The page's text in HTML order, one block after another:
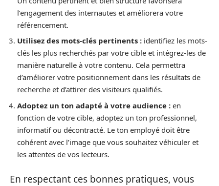
l’engagement des internautes et améliorera votre
référencement.
Utilisez des mots-clés pertinents : identifiez les mots-
clés les plus recherchés par votre cible et intégrez-les de
manière naturelle à votre contenu. Cela permettra
d’améliorer votre positionnement dans les résultats de
recherche et d’attirer des visiteurs qualifiés.
Adoptez un ton adapté à votre audience : en
fonction de votre cible, adoptez un ton professionnel,
informatif ou décontracté. Le ton employé doit être
cohérent avec l’image que vous souhaitez véhiculer et
les attentes de vos lecteurs.
En respectant ces bonnes pratiques, vous